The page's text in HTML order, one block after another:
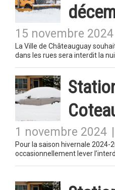
15 novembre 2024
La Ville de Châteauguay
dans les rues sera interdit la
1 novembre 2024
Pour la saison hivernale 2024-
occasionnellement lever